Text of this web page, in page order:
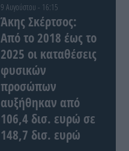
9 Αυγούστου - 16:15
Άκης Σκέρτσος:
Από το 2018 έως το
2025 οι καταθέσεις
φυσικών
προσώπων
αυξήθηκαν από
106,4 δισ. ευρώ σε
148,7 δισ. ευρώ